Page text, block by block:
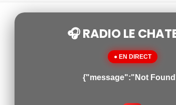
🎧 RADIO LE
● EN DIRECT
{"message":"Not